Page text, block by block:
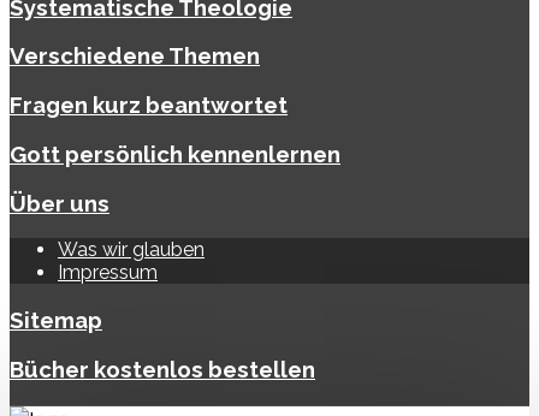
Systematische Theologie
Verschiedene Themen
Fragen kurz beantwortet
Gott persönlich kennenlernen
Über uns
Was wir glauben
Impressum
Sitemap
Bücher kostenlos bestellen